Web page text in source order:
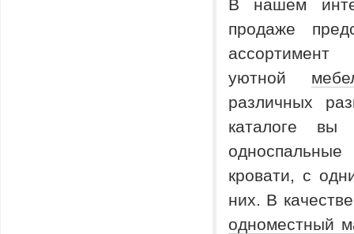
В нашем
продаже
ассортимент
уютной
различных
каталоге вы
кровати, с
них. В
одноместный